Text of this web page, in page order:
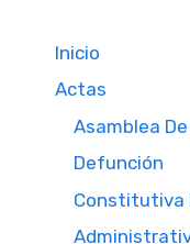
Inicio
Actas
Asamblea
Defunción
Constitutiva